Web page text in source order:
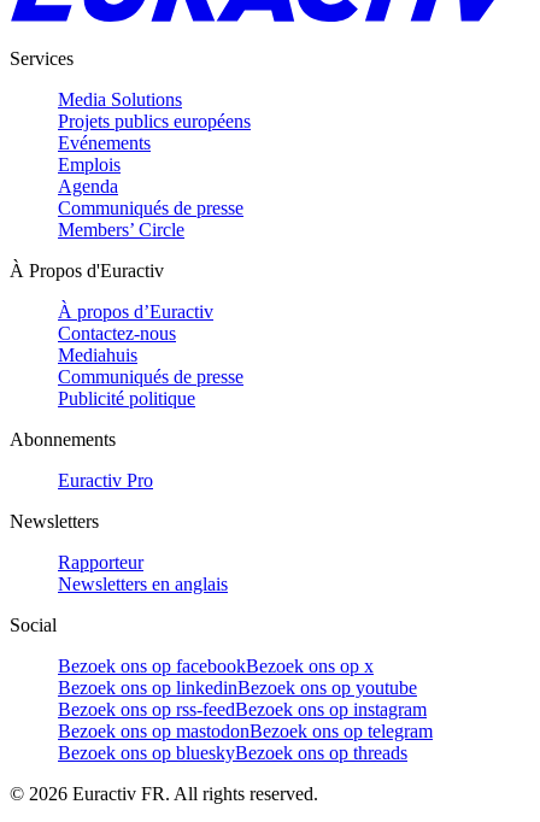
Services
Media Solutions
Projets publics européens
Evénements
Emplois
Agenda
Communiqués de presse
Members’ Circle
À Propos d'Euractiv
À propos d’Euractiv
Contactez-nous
Mediahuis
Communiqués de presse
Publicité politique
Abonnements
Euractiv Pro
Newsletters
Rapporteur
Newsletters en anglais
Social
Bezoek ons op facebookBezoek ons op x
Bezoek ons op linkedinBezoek ons op youtube
Bezoek ons op rss-feedBezoek ons op instagram
Bezoek ons op mastodonBezoek ons op telegram
Bezoek ons op blueskyBezoek ons op threads
© 2026 Euractiv FR. All rights reserved.